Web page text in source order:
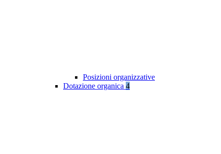
Posizioni organizzative
Dotazione organica 4